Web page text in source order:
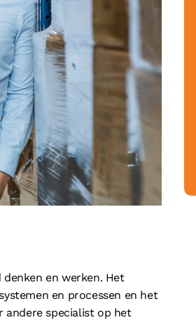
en werken. Het
en processen en het
andere specialist op het